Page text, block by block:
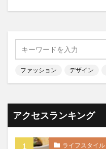
ファッション デザイン
アクセスランキング
ライフスタイル